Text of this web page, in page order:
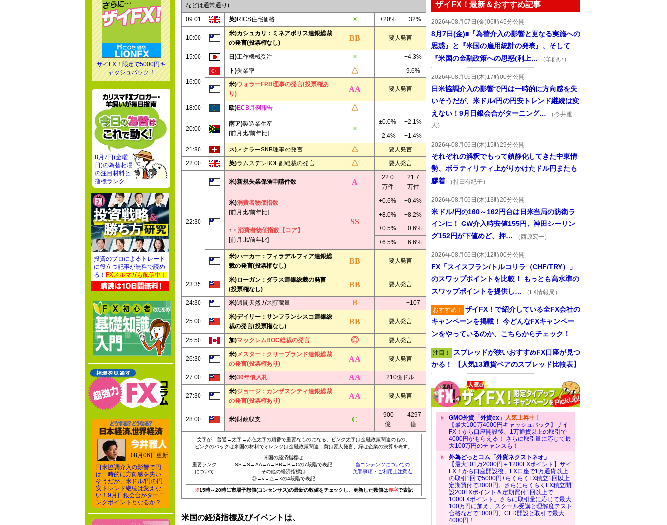
などは通常通り)
09:01
英)RICS住宅価格 +20% +32%
10:00
米)カシュカリ：ミネアポリス連銀総裁
の発言(投票権なし)
要人発言
15:00 日)工作機械受注 - +4.3%
16:00
ト)失業率 -
9.6%
米)ウォラーFRB理事の発言(投票権あ
り)
要人発言
18:00 欧)ECB月例報告 - -
20:00
南ア)製造業生産
[前月比/前年比]
±0.0%
+2.1%
-2.4%
+1.4%
21:30
ス)メクラーSNB理事の発言
要人発言
22:00
英)ラムスデンBOE副総裁の発言 要人発言
22:30
米)新規失業保険申請件数
22.0
万件
21.7
万件
米)消費者物価指数
[前月比/前年比]
+0.6%
+0.4%
+8.0%
+8.2%
↑・ 消費者物価指数【コア】
[前月比/前年比]
+0.5%
+0.6%
+6.5%
+6.6%
米)ハーカー：フィラデルフィア連銀総
裁の発言(投票権なし)
要人発言
23:35
米)ローガン：ダラス連銀総裁の発言
(投票権なし)
要人発言
24:30 米)週間天然ガス貯蔵量 - +107
25:00
米)デイリー：サンフランシスコ連銀総
裁の発言(投票権なし)
要人発言
25:50 加)マックレムBOC総裁の発言 要人発言
26:30
米)メスター：クリーブランド連銀総裁
の発言(投票権あり)
要人発言
27:00 米)30年債入札 210億ドル
27:30
米)ジョージ：カンザスシティ連銀総裁
の発言(投票権あり)
要人発言
28:00 米)財政収支
-900
億
-4297
億
文字が、普通→太字→赤色太字の順番で重要なものになる。ピンク太字は金融政策関連のもの。
ピンクのバックは米国の材料でオレンジは金融政策関連、黄は要人発言、緑は企業の決算を表す。
重要ランク
について
米国の経済指標は
SS→S→AA→A→BB→B→Cの7段階で表記
その他の経済指標は
◎→○→△→×の4段階で表記
当コンテンツについての
免罪事項・ご利用上注意点
※15時～20時に市場予想値(コンセンサス)の最新の数値をチェックし、更新した数値は赤字で表記
米国の経済指標及びイベントは、
ザイFX！最新＆おすすめ記事
2026年08月07日(金)06時45分公開
8月7日(金)■『為替介入の影響と更なる実施への
思惑』と『米国の雇用統計の発表』、そして
『米国の金融政策への思惑(利上…
（羊飼い）
2026年08月06日(木)17時00分公開
日米協調介入の影響で円は一時的に方向感を失
いそうだが、米ドル/円の円安トレンド継続は変
えない！9月日銀会合がターニング…
（今井雅
人）
2026年08月06日(木)15時29分公開
それぞれの解釈でもって鎮静化してきた中東情
勢、ボラティリティ上がりかけたドル円またも
膠着
（持田有紀子）
2026年08月06日(木)13時20分公開
米ドル/円の160～162円台は日米当局の防衛ラ
インに！ GW介入時安値155円、神田シーリン
グ152円が下値めど、押…
（西原宏一）
2026年08月06日(木)12時00分公開
FX「スイスフラン/トルコリラ（CHF/TRY）」
のスワップポイントを比較！ もっとも高水準の
スワップポイントを提供し…
（FX情報局）
おすすめ！ ザイFX！で紹介している全FX会社の
キャンペーンを掲載！ 今どんなFXキャンペー
ンをやっているのか、こちらからチェック！
注目！ スプレッドが狭いおすすめFX口座が見つ
かる！ 【人気13通貨ペアのスプレッド比較表】
GMO外貨「外貨ex」 人気上昇中！
【最大100万4000円キャッシュバック】ザイ
FX！から口座開設後、1万通貨以上の取引で
4000円がもらえる！ さらに取引量に応じて最
大100万円のチャンスも！
外為どっとコム「外貨ネクストネオ」
【最大101万2000円＋1200FXポイント】ザイ
FX！から口座開設後、FX口座で1万通貨以上
の取引1回で5000円+らくらくFX積立1回以上
定期買付で3000円。さらにらくらくFX積立開
設200FXポイント＆定期買付1回以上で
1000FXポイント。さらに取引量に応じて最大
100万円に加え、スクール受講と理解度テスト
合格などで1000円、CFD開設と取引で最大
4000円！
ザイFX！限定で5000円キ
ャッシュバック！
8月7日(金曜
日)の為替相場
の注目材料と
指標ランク
投資のプロによるトレード
に役立つ記事が無料で読め
る！ FXメルマガも配信中！
08月06日更新
日米協調介入の影響で円
は一時的に方向感を失い
そうだが、米ドル/円の円
安トレンド継続は変えな
い！9月日銀会合がターニ
ングポイントとなるか？